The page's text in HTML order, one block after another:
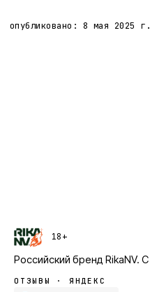
опубликовано: 8 мая 2025 г.
18+
Российский бренд RikaNV. С
ОТЗЫВЫ · ЯНДЕКС